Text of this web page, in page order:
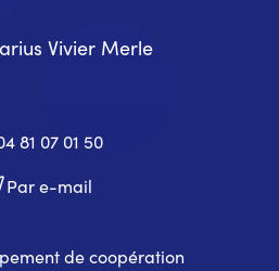
Vivier Merle
81 07 01 50
Par e-mail
de coopération